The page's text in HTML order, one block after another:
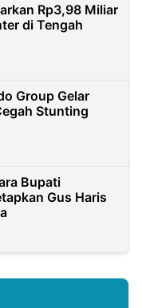
Rp3,98 Miliar
di Tengah
Group Gelar
Stunting
Bupati
Gus Haris